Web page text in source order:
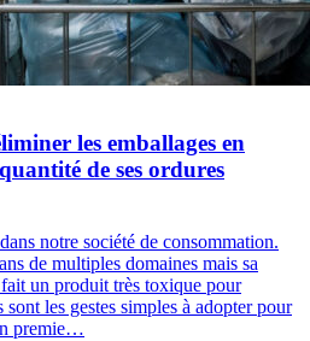
les emballages en
de ses ordures
notre société de consommation.
de multiples domaines mais sa
un produit très toxique pour
les gestes simples à adopter pour
premie…